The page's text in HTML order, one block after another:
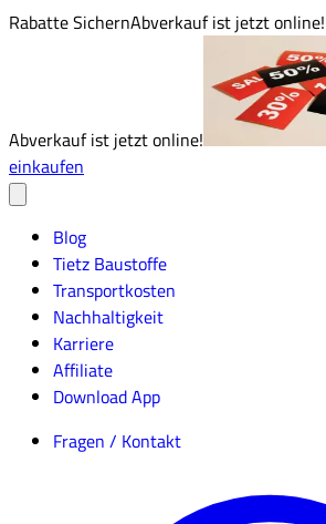
Rabatte SichernAbverkauf ist jetzt online!
Abverkauf ist jetzt online!
einkaufen
Blog
Tietz Baustoffe
Transportkosten
Nachhaltigkeit
Karriere
Affiliate
Download App
Fragen / Kontakt